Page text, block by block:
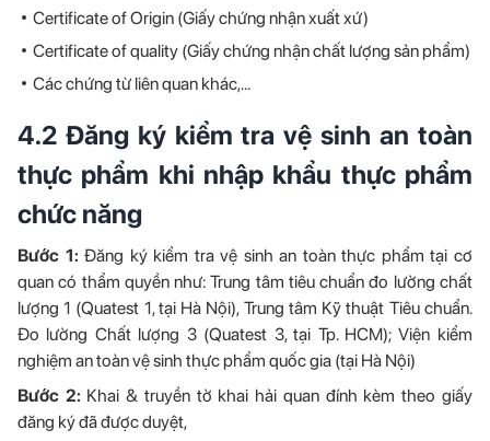
Certificate of Origin (Giấy chứng nhận xuất xứ)
Certificate of quality (Giấy chứng nhận chất lượng sản phẩm)
Các chứng từ liên quan khác,...
4.2 Đăng ký kiểm tra vệ sinh an toàn
thực phẩm khi nhập khẩu thực phẩm
chức năng
Bước 1: Đăng ký kiểm tra vệ sinh an toàn thực phẩm tại cơ
quan có thẩm quyền như: Trung tâm tiêu chuẩn đo lường chất
lượng 1 (Quatest 1, tại Hà Nội), Trung tâm Kỹ thuật Tiêu chuẩn.
Đo lường Chất lượng 3 (Quatest 3, tại Tp. HCM); Viện kiểm
nghiệm an toàn vệ sinh thực phẩm quốc gia (tại Hà Nội)
Bước 2: Khai & truyền tờ khai hải quan đính kèm theo giấy
đăng ký đã được duyệt,